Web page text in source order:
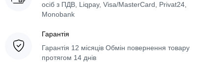
осіб з ПДВ, Liqpay, Visa/MasterCard, Privat24,
Monobank
Гарантія
Гарантія 12 місяців Обмін повернення товару
протягом 14 днів